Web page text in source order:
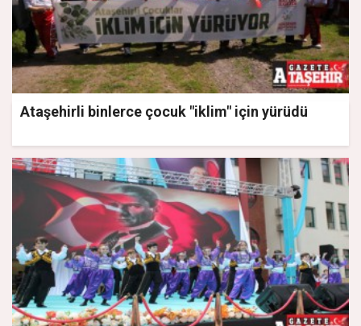
Ataşehirli binlerce çocuk "iklim" için yürüdü